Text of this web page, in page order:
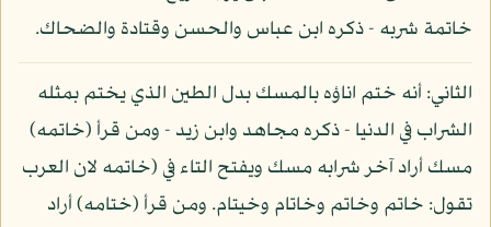
خاتمة شربه - ذكره ابن عباس والحسن وقتادة والضحاك.
الثاني: أنه ختم اناؤه بالمسك بدل الطين الذي يختم بمثله
الشراب في الدنيا - ذكره مجاهد وابن زيد - ومن قرأ (خاتمه)
مسك أراد آخر شرابه مسك ويفتح التاء في (خاتمه لان العرب
تقول: خاتم وخاتم وخاتام وخيتام. ومن قرأ (ختامه) أراد